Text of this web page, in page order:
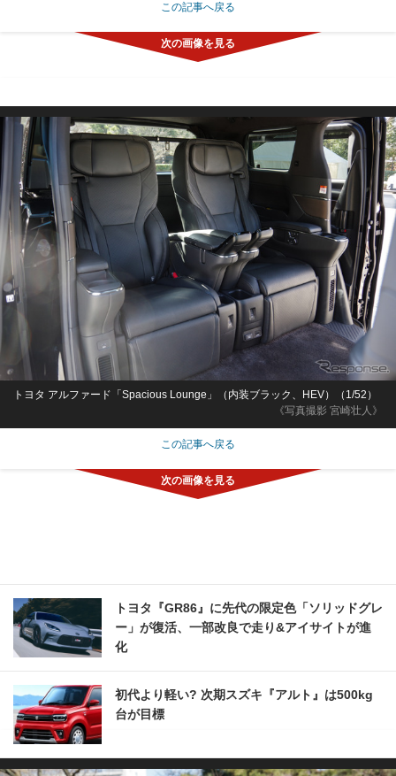
この記事へ戻る
《写真撮影 宮崎壮人》
トヨタ アルファード「Spacious Lounge」（内装ブラック、HEV）（1/52）
この記事へ戻る
トヨタ『GR86』に先代の限定色「ソリッドグレ
ー」が復活、一部改良で走り&アイサイトが進
化
初代より軽い? 次期スズキ『アルト』は500kg
台が目標